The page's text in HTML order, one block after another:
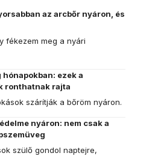
az arcbőr nyáron, és
fékezem meg a nyári
hónapokban: ezek a
ronthatnak rajta
szárítják a bőröm nyáron.
nyáron: nem csak a
szülő gondol naptejre,